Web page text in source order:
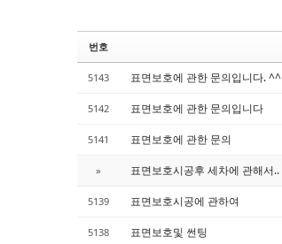
번호
5143 표면보호에 관한 문의입니다. ^^
5142 표면보호에 관한 문의입니다
5141 표면보호에 관한 문의
» 표면보호시공후 세차에 관해서..
5139 표면보호시공에 관하여
5138 표면보호및 썬팅